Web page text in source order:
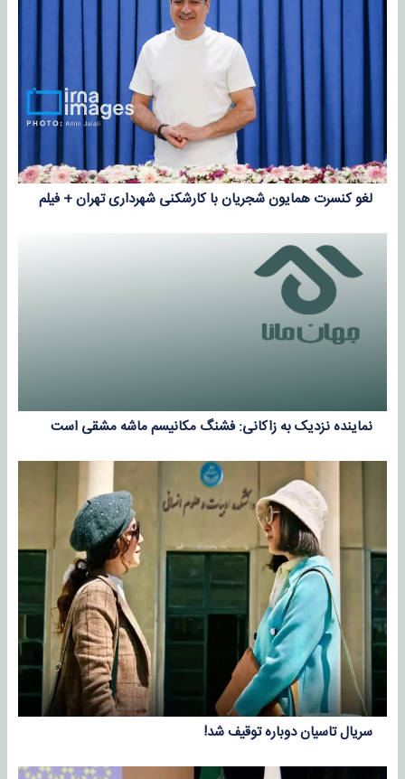
لغو کنسرت همایون شجریان با کارشکنی شهرداری تهران + فیلم
نماینده نزدیک به زاکانی: فشنگ مکانیسم ماشه مشقی است
سریال تاسیان دوباره توقیف شد!